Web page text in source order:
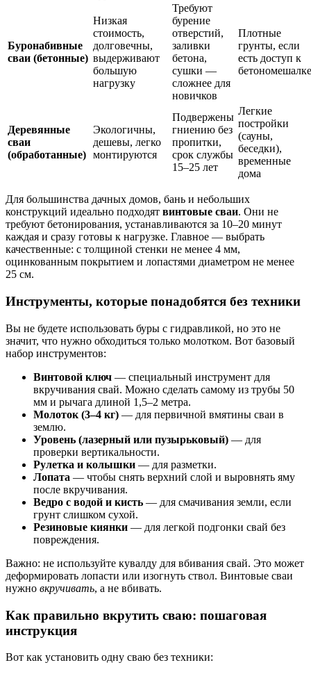
Буронабивные
сваи (бетонные)
Низкая
стоимость,
долговечны,
выдерживают
большую
нагрузку
Требуют
бурение
отверстий,
заливки
бетона,
сушки —
сложнее для
новичков
Плотные
грунты, если
есть доступ к
бетономешалке
Деревянные
сваи
(обработанные)
Экологичны,
дешевы, легко
монтируются
Подвержены
гниению без
пропитки,
срок службы
15–25 лет
Легкие
постройки
(сауны,
беседки),
временные
дома
Для большинства дачных домов, бань и небольших
конструкций идеально подходят винтовые сваи. Они не
требуют бетонирования, устанавливаются за 10–20 минут
каждая и сразу готовы к нагрузке. Главное — выбрать
качественные: с толщиной стенки не менее 4 мм,
оцинкованным покрытием и лопастями диаметром не менее
25 см.
Инструменты, которые понадобятся без техники
Вы не будете использовать буры с гидравликой, но это не
значит, что нужно обходиться только молотком. Вот базовый
набор инструментов:
Винтовой ключ — специальный инструмент для
вкручивания свай. Можно сделать самому из трубы 50
мм и рычага длиной 1,5–2 метра.
Молоток (3–4 кг) — для первичной вмятины сваи в
землю.
Уровень (лазерный или пузырьковый) — для
проверки вертикальности.
Рулетка и колышки — для разметки.
Лопата — чтобы снять верхний слой и выровнять яму
после вкручивания.
Ведро с водой и кисть — для смачивания земли, если
грунт слишком сухой.
Резиновые киянки — для легкой подгонки свай без
повреждения.
Важно: не используйте кувалду для вбивания свай. Это может
деформировать лопасти или изогнуть ствол. Винтовые сваи
нужно вкручивать, а не вбивать.
Как правильно вкрутить сваю: пошаговая
инструкция
Вот как установить одну сваю без техники: